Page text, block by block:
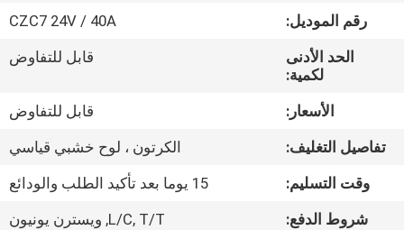
جولة
المعمل
ضبط
الجودة
رقم الموديل:
CZC7 24V / 40A
الحد الأدنى
لكمية:
قابل للتفاوض
الأسعار:
قابل للتفاوض
تفاصيل التغليف:
الكرتون ، لوح خشبي قياسي
وقت التسليم:
15 يوما بعد تأكيد الطلب والودائع
شروط الدفع:
L/C, T/T, ويسترن يونيون